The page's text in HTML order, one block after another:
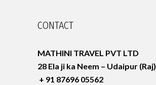
CONTACT
MATHINI TRAVEL PVT LTD
28 Ela ji ka Neem – Udaipur (Raj)
+ 91 87696 05562